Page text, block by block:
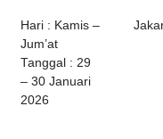
Hari : Kamis –
Jum’at
Tanggal : 29
– 30 Januari
2026